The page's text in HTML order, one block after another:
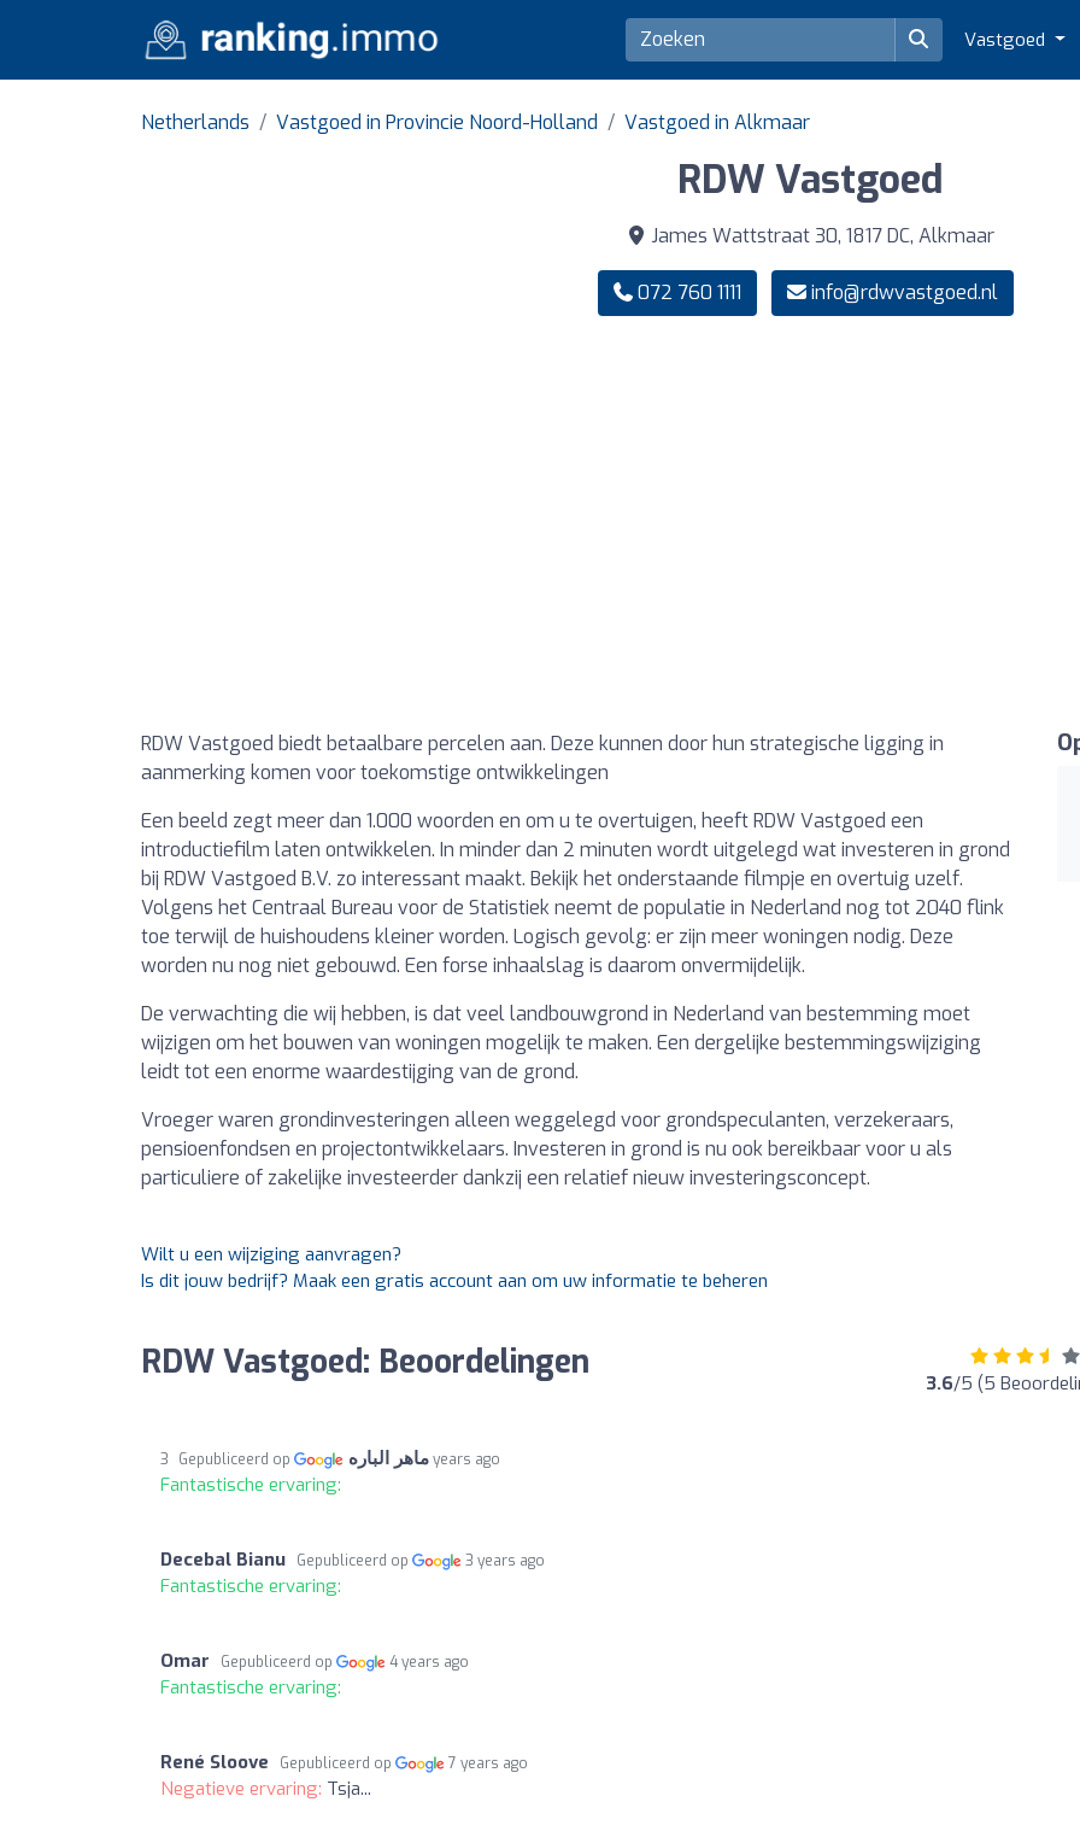
Vastgoed
Netherlands Vastgoed in Provincie Noord-Holland Vastgoed in Alkmaar
RDW Vastgoed
James Wattstraat 30, 1817 DC, Alkmaar
072 760 1111 info@rdwvastgoed.nl
RDW Vastgoed biedt betaalbare percelen aan. Deze kunnen door hun strategische ligging in
aanmerking komen voor toekomstige ontwikkelingen
Een beeld zegt meer dan 1.000 woorden en om u te overtuigen, heeft RDW Vastgoed een
introductiefilm laten ontwikkelen. In minder dan 2 minuten wordt uitgelegd wat investeren in grond
bij RDW Vastgoed B.V. zo interessant maakt. Bekijk het onderstaande filmpje en overtuig uzelf.
Volgens het Centraal Bureau voor de Statistiek neemt de populatie in Nederland nog tot 2040 flink
toe terwijl de huishoudens kleiner worden. Logisch gevolg: er zijn meer woningen nodig. Deze
worden nu nog niet gebouwd. Een forse inhaalslag is daarom onvermijdelijk.
De verwachting die wij hebben, is dat veel landbouwgrond in Nederland van bestemming moet
wijzigen om het bouwen van woningen mogelijk te maken. Een dergelijke bestemmingswijziging
leidt tot een enorme waardestijging van de grond.
Vroeger waren grondinvesteringen alleen weggelegd voor grondspeculanten, verzekeraars,
pensioenfondsen en projectontwikkelaars. Investeren in grond is nu ook bereikbaar voor u als
particuliere of zakelijke investeerder dankzij een relatief nieuw investeringsconcept.
Wilt u een wijziging aanvragen?
Is dit jouw bedrijf? Maak een gratis account aan om uw informatie te beheren
RDW Vastgoed: Beoordelingen 3.6/5 (5
ماهر الباره Gepubliceerd op 3 years ago
Fantastische ervaring:
Decebal Bianu Gepubliceerd op 3 years ago
Fantastische ervaring:
Omar Gepubliceerd op 4 years ago
Fantastische ervaring:
René Sloove Gepubliceerd op 7 years ago
Negatieve ervaring: Tsja...